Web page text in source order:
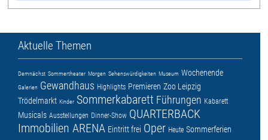
Aktuelle Themen
Demnächst Sommertheater Morgen Sehenswürdigkeiten Museum Wochenende
Galerien Gewandhaus Highlights Premieren Zoo Leipzig
Trödelmarkt Kinder Sommerkabarett Führungen Kabarett
Musicals Ausstellungen Dinner-Show QUARTERBACK
Immobilien ARENA Eintritt frei Oper Heute Sommerferien